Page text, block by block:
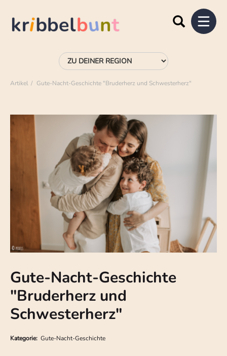
Artikel Gute-Nacht-Geschichte "Bruderherz und Schwesterherz"
Gute-Nacht-Geschichte
"Bruderherz und
Schwesterherz"
Kategorie: Gute-Nacht-Geschichte